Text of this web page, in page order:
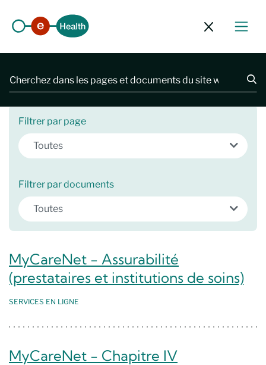
Fermer le
2481 résultats
Filtrer par page
Toutes
Filtrer par documents
Toutes
MyCareNet - Assurabilité
(prestataires et institutions de soins)
SERVICES EN LIGNE
MyCareNet - Chapitre IV